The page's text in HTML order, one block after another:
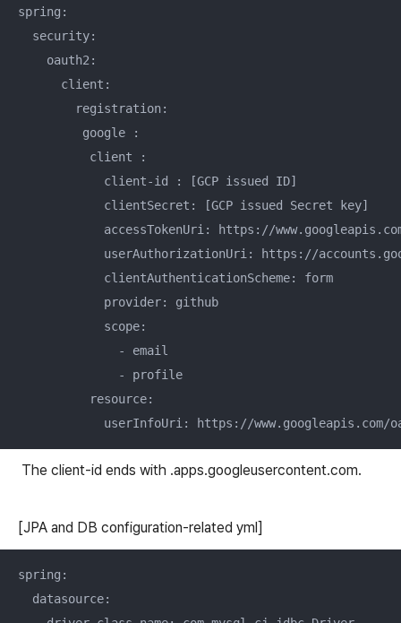
spring:
  security:
    oauth2:
      client:
        registration:
         google :
          client :
            client-id : [GCP issued ID]
            clientSecret: [GCP issued Secret key]
accessTokenUri: https://
userAuthorizationUri: https://
            clientAuthenticationScheme: form
            provider: github
            scope:
              - email
              - profile
          resource:
The client-id ends with .apps.googleusercontent.com.
[JPA and DB configuration-related yml]
spring:
  datasource: